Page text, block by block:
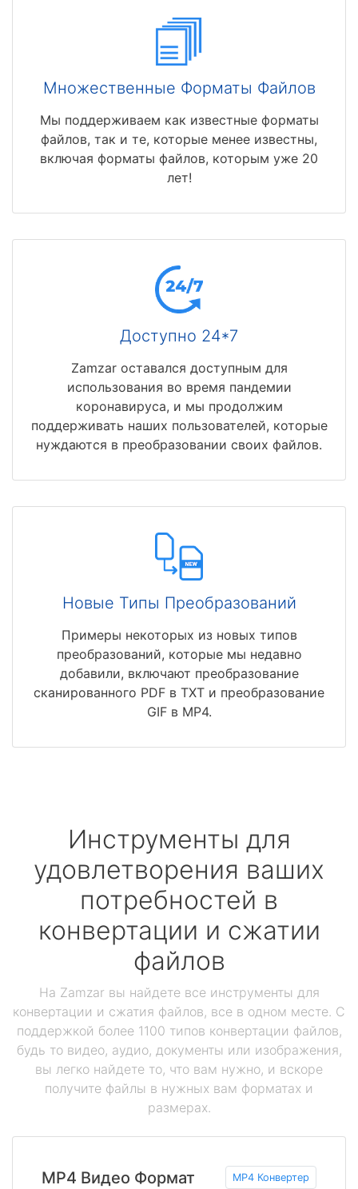
Множественные Форматы Файлов
Мы поддерживаем как известные форматы
файлов, так и те, которые менее известны,
включая форматы файлов, которым уже 20
лет!
Доступно 24*7
Zamzar оставался доступным для
использования во время пандемии
коронавируса, и мы продолжим
поддерживать наших пользователей, которые
нуждаются в преобразовании своих файлов.
Новые Типы Преобразований
Примеры некоторых из новых типов
преобразований, которые мы недавно
добавили, включают преобразование
сканированного PDF в TXT и преобразование
GIF в MP4.
Инструменты для
удовлетворения ваших
потребностей в
конвертации и сжатии
файлов
На Zamzar вы найдете все инструменты для
конвертации и сжатия файлов, все в одном месте. С
поддержкой более 1100 типов конвертации файлов,
будь то видео, аудио, документы или изображения,
вы легко найдете то, что вам нужно, и вскоре
получите файлы в нужных вам форматах и
размерах.
MP4 Видео Формат MP4 Конвертер